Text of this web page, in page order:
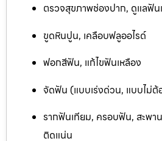
ตรวจสุขภาพช่องปาก, ดูแลฟัน
ขูดหินปูน, เคลือบฟลูออไรด์
ฟอกสีฟัน, แก้ไขฟันเหลือง
จัดฟัน (แบบเร่งด่วน, แบบไม่
รากฟันเทียม, ครอบฟัน, สะพ
ติดแน่น